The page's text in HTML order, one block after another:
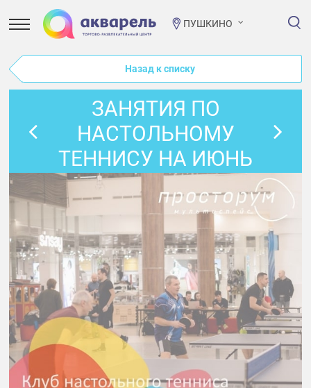
ПУШКИНО
Назад к списку
ЗАНЯТИЯ ПО
НАСТОЛЬНОМУ
ТЕННИСУ НА ИЮНЬ